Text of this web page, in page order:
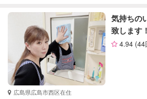
気持ちの
致します！
4.94 (44
広島県広島市西区在住